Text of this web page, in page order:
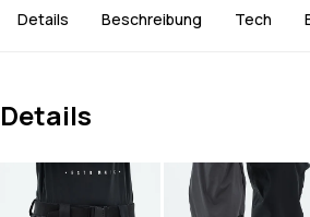
Details Beschreibung Tech
Details